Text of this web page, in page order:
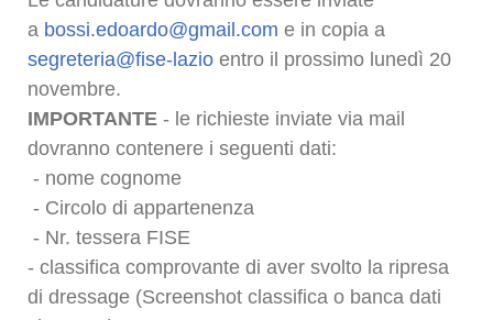
a bossi.edoardo@gmail.com e in copia a
segreteria@fise-lazio entro il prossimo lunedì 20
novembre.
IMPORTANTE - le richieste inviate via mail
dovranno contenere i seguenti dati:
- nome cognome
- Circolo di appartenenza
- Nr. tessera FISE
- classifica comprovante di aver svolto la ripresa
di dressage (Screenshot classifica o banca dati